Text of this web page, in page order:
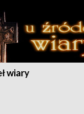
wiary